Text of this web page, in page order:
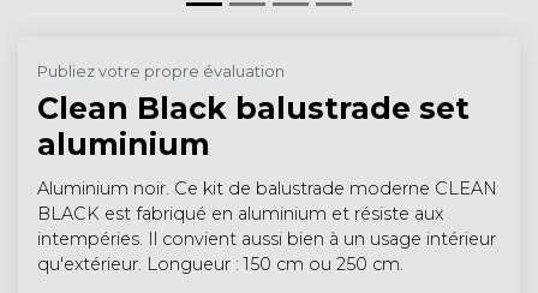
Publiez votre propre évaluation
Clean Black balustrade set
aluminium
Aluminium noir. Ce kit de balustrade moderne CLEAN
BLACK est fabriqué en aluminium et résiste aux
intempéries. Il convient aussi bien à un usage intérieur
qu'extérieur. Longueur : 150 cm ou 250 cm.